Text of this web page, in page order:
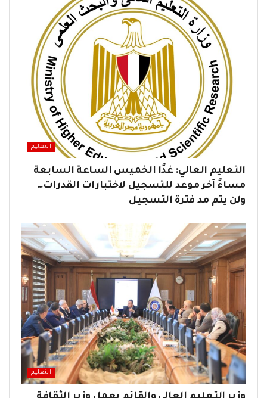
التعليم
التعليم العالي: غدًا الخميس الساعة السابعة
مساءً آخر موعد للتسجيل لاختبارات القدرات…
ولن يتم مد فترة التسجيل
التعليم